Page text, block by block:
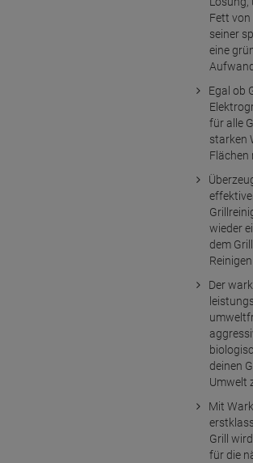
Fett von
seiner
eine
Egal ob
für alle
starken
Flächen
wieder
dem
Der
deinen
Umwelt
Mit
Grill
für die